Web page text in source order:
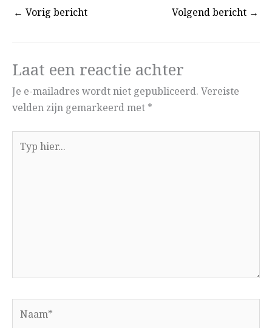
← Vorig bericht Volgend bericht →
Laat een reactie achter
Je e-mailadres wordt niet gepubliceerd. Vereiste
velden zijn gemarkeerd met *
hier...